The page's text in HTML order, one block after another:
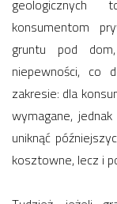
geologicznych
konsumentom
gruntu pod
niepewności, co
zakresie: dla
wymagane,
uniknąć
kosztowne, lecz i